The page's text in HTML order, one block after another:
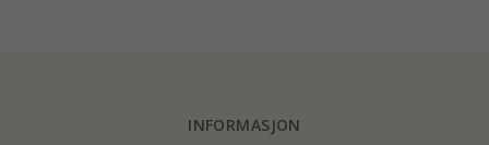
INFORMASJON